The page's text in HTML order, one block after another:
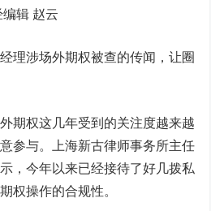
辑 赵云
涉场外期权被查的传闻，让圈
权这几年受到的关注度越来越
参与。上海新古律师事务所主任
，今年以来已经接待了好几拨私
权操作的合规性。